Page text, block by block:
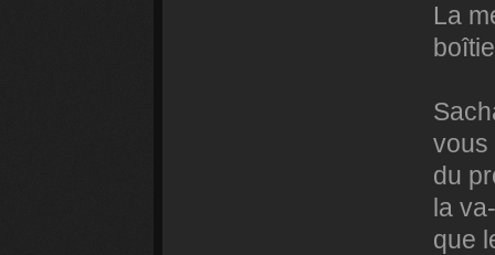
La
vous
du
la
que